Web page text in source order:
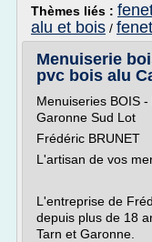
Thèmes liés :
alu et bois /
Menuiserie
pvc bois alu
Menuiseries BOIS
Garonne Sud Lot
Frédéric BRUNET
L'artisan de vos
L'entreprise de
depuis plus de 18
Tarn et Garonne.